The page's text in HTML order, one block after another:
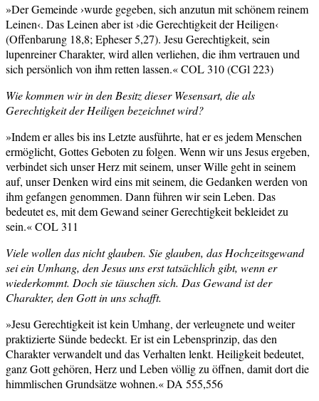
»Der Gemeinde ›wurde gegeben, sich anzutun mit schönem reinem
Leinen‹. Das Leinen aber ist ›die Gerechtigkeit der Heiligen‹
(Offenbarung 18,8; Epheser 5,27). Jesu Gerechtigkeit, sein
lupenreiner Charakter, wird allen verliehen, die ihm vertrauen und
sich persönlich von ihm retten lassen.« COL 310 (CGl 223)
Wie kommen wir in den Besitz dieser Wesensart, die als
Gerechtigkeit der Heiligen bezeichnet wird?
»Indem er alles bis ins Letzte ausführte, hat er es jedem Menschen
ermöglicht, Gottes Geboten zu folgen. Wenn wir uns Jesus ergeben,
verbindet sich unser Herz mit seinem, unser Wille geht in seinem
auf, unser Denken wird eins mit seinem, die Gedanken werden von
ihm gefangen genommen. Dann führen wir sein Leben. Das
bedeutet es, mit dem Gewand seiner Gerechtigkeit bekleidet zu
sein.« COL 311
Viele wollen das nicht glauben. Sie glauben, das Hochzeitsgewand
sei ein Umhang, den Jesus uns erst tatsächlich gibt, wenn er
wiederkommt. Doch sie täuschen sich. Das Gewand ist der
Charakter, den Gott in uns schafft.
»Jesu Gerechtigkeit ist kein Umhang, der verleugnete und weiter
praktizierte Sünde bedeckt. Er ist ein Lebensprinzip, das den
Charakter verwandelt und das Verhalten lenkt. Heiligkeit bedeutet,
ganz Gott gehören, Herz und Leben völlig zu öffnen, damit dort die
himmlischen Grundsätze wohnen.« DA 555,556